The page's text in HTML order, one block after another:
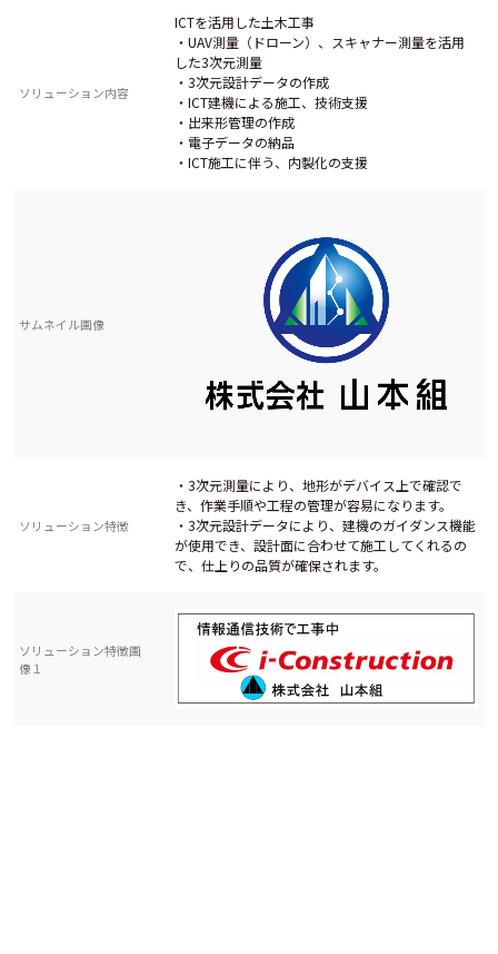
ソリューション内容
ICTを活用した土木工事
・UAV測量（ドローン）、スキャナー測量を活用
した3次元測量
・3次元設計データの作成
・ICT建機による施工、技術支援
・出来形管理の作成
・電子データの納品
・ICT施工に伴う、内製化の支援
サムネイル画像
ソリューション特徴
・3次元測量により、地形がデバイス上で確認で
き、作業手順や工程の管理が容易になります。
・3次元設計データにより、建機のガイダンス機能
が使用でき、設計面に合わせて施工してくれるの
で、仕上りの品質が確保されます。
ソリューション特徴画
像１